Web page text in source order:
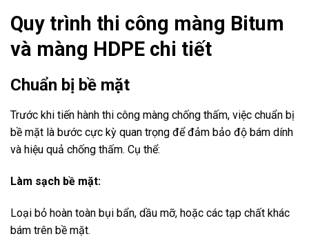
Quy trình thi công màng Bitum
và màng HDPE chi tiết
Chuẩn bị bề mặt
Trước khi tiến hành thi công màng chống thấm, việc chuẩn bị
bề mặt là bước cực kỳ quan trọng để đảm bảo độ bám dính
và hiệu quả chống thấm. Cụ thể:
Làm sạch bề mặt:
Loại bỏ hoàn toàn bụi bẩn, dầu mỡ, hoặc các tạp chất khác
bám trên bề mặt.